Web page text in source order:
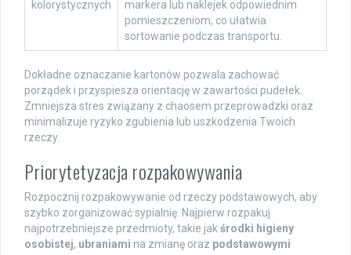
kolorystycznych
markera lub naklejek odpowiednim
pomieszczeniom, co ułatwia
sortowanie podczas transportu.
Dokładne oznaczanie kartonów pozwala zachować
porządek i przyspiesza orientację w zawartości pudełek.
Zmniejsza stres związany z chaosem przeprowadzki oraz
minimalizuje ryzyko zgubienia lub uszkodzenia Twoich
rzeczy.
Priorytetyzacja rozpakowywania
Rozpocznij rozpakowywanie od rzeczy podstawowych, aby
szybko zorganizować sypialnię. Najpierw rozpakuj
najpotrzebniejsze przedmioty, takie jakśrodki higieny
osobistej, ubraniami na zmianę oraz podstawowymi